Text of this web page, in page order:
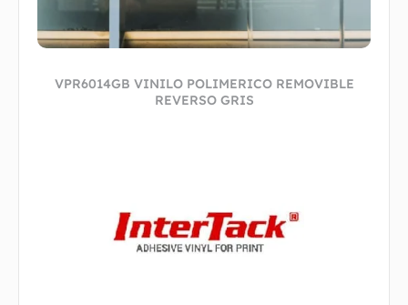
VPR6014GB VINILO POLIMERICO REMOVIBLE
REVERSO GRIS